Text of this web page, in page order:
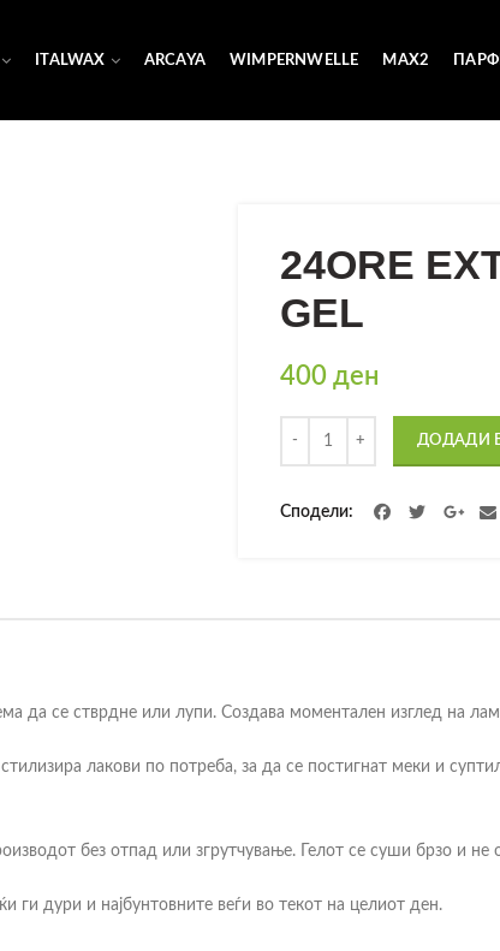
ITALWAX ARCAYA WIMPERNWELLE MAX2
24ORE
GEL
400 ден
ДОДАДИ
Сподели
да се стврдне или лупи. Создава моментален изглед на
лакови по потреба, за да се постигнат меки и
без отпад или згрутчување. Гелот се суши брзо и не
ги дури и најбунтовните веѓи во текот на целиот ден.